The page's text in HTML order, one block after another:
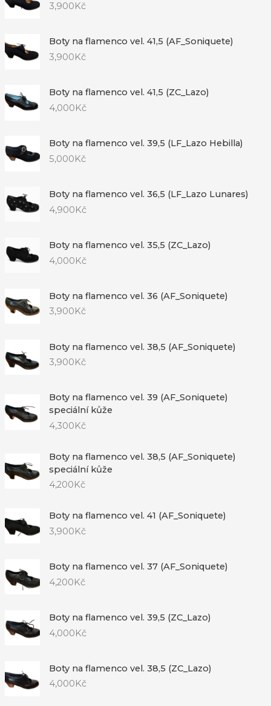
3,900Kč
Boty na flamenco vel. 41,5 (AF_Soniquete)
3,900Kč
Boty na flamenco vel. 41,5 (ZC_Lazo)
4,000Kč
Boty na flamenco vel. 39,5 (LF_Lazo Hebilla)
5,000Kč
Boty na flamenco vel. 36,5 (LF_Lazo Lunares)
4,900Kč
Boty na flamenco vel. 35,5 (ZC_Lazo)
4,000Kč
Boty na flamenco vel. 36 (AF_Soniquete)
3,900 Kč
Boty na flamenco vel. 38,5 (AF_Soniquete)
3,900 Kč
Boty na flamenco vel. 39 (AF_Soniquete)
speciální kůže
4,300Kč
Boty na flamenco vel. 38,5 (AF_Soniquete)
speciální kůže
4,200 Kč
Boty na flamenco vel. 41 (AF_Soniquete)
3,900Kč
Boty na flamenco vel. 37 (AF_Soniquete)
4,200Kč
Boty na flamenco vel. 39,5 (ZC_Lazo)
4,000Kč
Boty na flamenco vel. 38,5 (ZC_Lazo)
4,000 Kč